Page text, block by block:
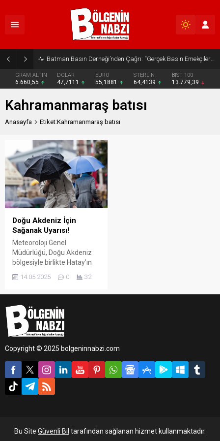
Batman Basın Derneği’nden Çağrı: “Gerçek Basın Emekçileri Desteklenmeli”
GRAM ALTIN
6.660,55
DOLAR
47,7111
EURO
55,1881
STERLİN
64,4139
BIST 100
13.779,39
Kahramanmaraş batısı
Anasayfa Etiket:Kahramanmaraş batısı
Doğu Akdeniz İçin
Sağanak Uyarısı!
Meteoroloji Genel
Müdürlüğü, Doğu Akdeniz
bölgesiyle birlikte Hatay’ın
kuzey kesimlerinde kuvvetli
sağanak yağış beklendiğini
14.05.2025 0 32
Copyright © 2025 bolgeninnabzi.com
Bu Site Güvenli Bil tarafından sağlanan hizmet kullanmaktadır.